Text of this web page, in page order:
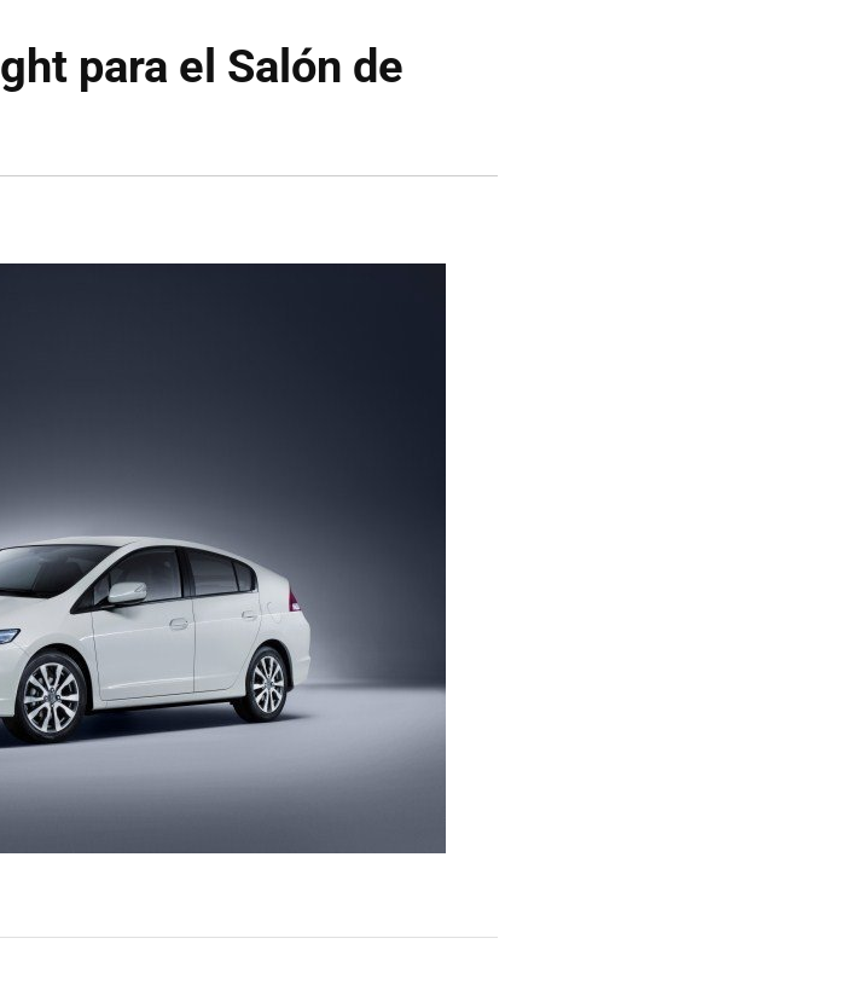
para el Salón de